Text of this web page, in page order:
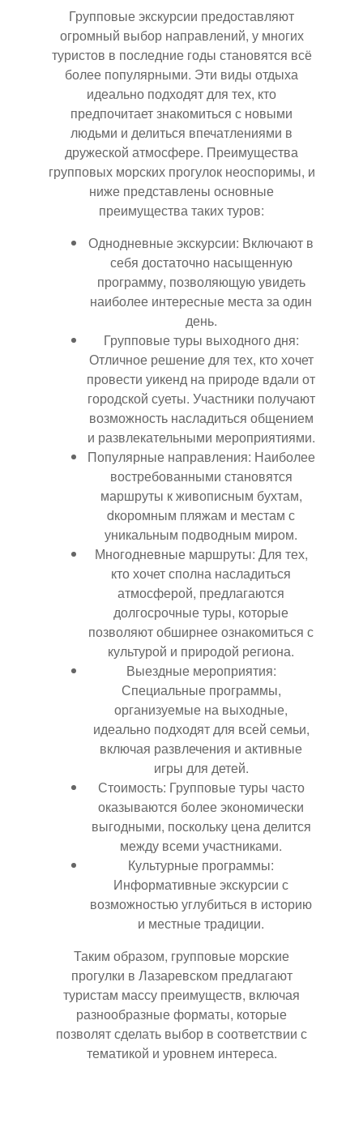
Групповые экскурсии предоставляют
огромный выбор направлений, у многих
туристов в последние годы становятся всё
более популярными. Эти виды отдыха
идеально подходят для тех, кто
предпочитает знакомиться с новыми
людьми и делиться впечатлениями в
дружеской атмосфере. Преимущества
групповых морских прогулок неоспоримы, и
ниже представлены основные
преимущества таких туров:
Однодневные экскурсии: Включают в
себя достаточно насыщенную
программу, позволяющую увидеть
наиболее интересные места за один
день.
Групповые туры выходного дня:
Отличное решение для тех, кто хочет
провести уикенд на природе вдали от
городской суеты. Участники получают
возможность насладиться общением
и развлекательными мероприятиями.
Популярные направления: Наиболее
востребованными становятся
маршруты к живописным бухтам,
dкоромным пляжам и местам с
уникальным подводным миром.
Многодневные маршруты: Для тех,
кто хочет сполна насладиться
атмосферой, предлагаются
долгосрочные туры, которые
позволяют обширнее ознакомиться с
культурой и природой региона.
Выездные мероприятия:
Специальные программы,
организуемые на выходные,
идеально подходят для всей семьи,
включая развлечения и активные
игры для детей.
Стоимость: Групповые туры часто
оказываются более экономически
выгодными, поскольку цена делится
между всеми участниками.
Культурные программы:
Информативные экскурсии с
возможностью углубиться в историю
и местные традиции.
Таким образом, групповые морские
прогулки в Лазаревском предлагают
туристам массу преимуществ, включая
разнообразные форматы, которые
позволят сделать выбор в соответствии с
тематикой и уровнем интереса.